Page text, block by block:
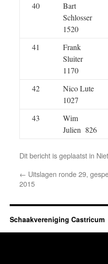
40
Bart
Schlosser
1520
41
Frank
Sluiter
1170
42
Nico Lute
1027
43
Wim
Julien 826
Dit bericht is geplaatst in
← Uitslagen ronde 29,
2015
Schaakvereniging Castricum